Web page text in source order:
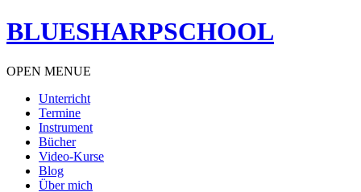
BLUESHARPSCHOOL
OPEN MENUE
Unterricht
Termine
Instrument
Bücher
Video-Kurse
Blog
Über mich